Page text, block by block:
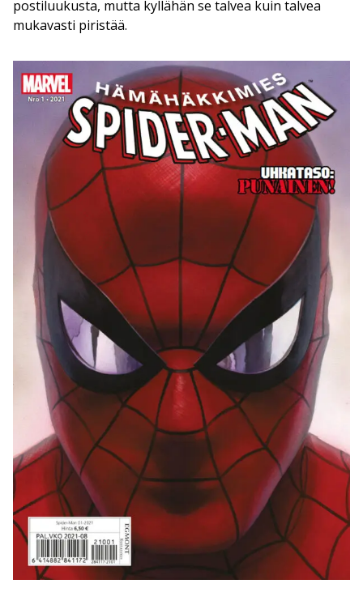
postiluukusta, mutta kyllähän se talvea kuin talvea
mukavasti piristää.